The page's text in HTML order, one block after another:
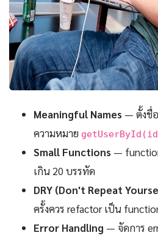
Meaningful Names — ตั้งชื่
ความหมาย
Small Functions —
เกิน 20 บรรทัด
DRY (Don't Repeat
ครั้งควร refactor เป็น
Error Handling — จัดการ